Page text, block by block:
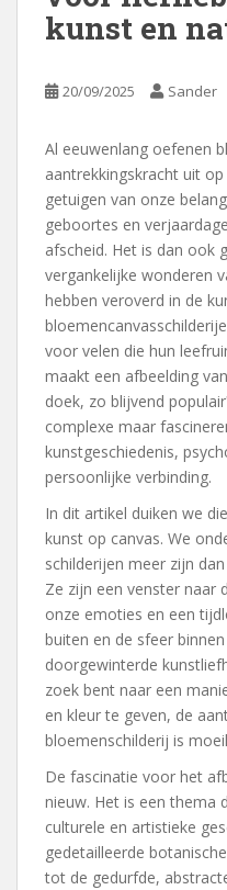
kunst en
20/09/2025 Sander
Al eeuwenlang oefenen
aantrekkingskracht uit
getuigen van onze
geboortes en
afscheid. Het is dan ook
vergankelijke wonderen
hebben veroverd in de
voor velen die hun
maakt een afbeelding
doek, zo blijvend
complexe maar
kunstgeschiedenis,
persoonlijke verbinding.
In dit artikel duiken we
kunst op canvas. We
schilderijen meer zijn
Ze zijn een venster naar
onze emoties en een
buiten en de sfeer
doorgewinterde
zoek bent naar een
en kleur te geven, de
bloemenschilderij is
De fascinatie voor het
nieuw. Het is een thema
culturele en artistieke
gedetailleerde
tot de gedurfde,